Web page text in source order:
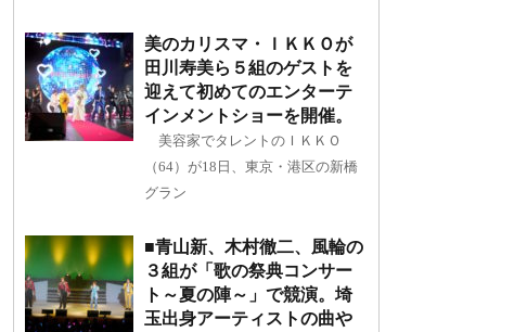
美のカリスマ・ＩＫＫＯが
田川寿美ら５組のゲストを
迎えて初めてのエンターテ
インメントショーを開催。
美容家でタレントのＩＫＫＯ
（64）が18日、東京・港区の新橋
グラン
■青山新、木村徹二、風輪の
３組が「歌の祭典コンサー
ト～夏の陣～」で競演。埼
玉出身アーティストの曲や